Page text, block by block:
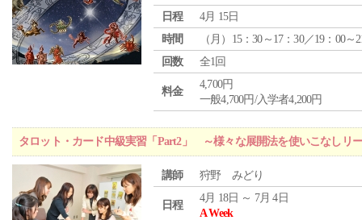
日程
4月 15日
時間
（月）15：30～17：30／19：00～
回数
全1回
料金
4,700円
一般4,700円/入学者4,200円
タロット・カード中級実習「Part2」 ～様々な展開法を使いこなしリ
講師 狩野 みどり
日程
4月 18日 ～ 7月 4日
A Week